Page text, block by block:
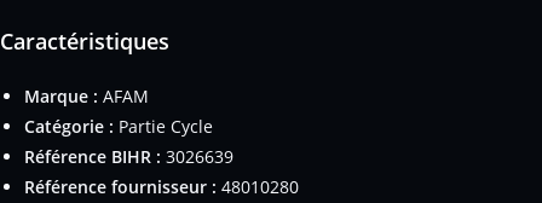
Caractéristiques
Marque : AFAM
Catégorie : Partie Cycle
Référence BIHR : 3026639
Référence fournisseur : 48010280